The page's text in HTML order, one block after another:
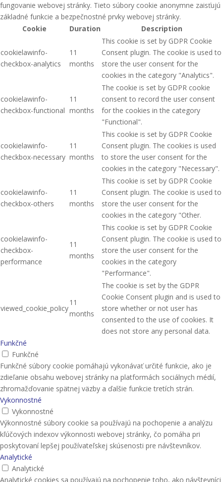
fungovanie webovej stránky. Tieto súbory cookie anonymne zaisťujú
základné funkcie a bezpečnostné prvky webovej stránky.
Cookie
Duration Description
cookielawinfo-
checkbox-analytics
11
months
This cookie is set by GDPR Cookie
Consent plugin. The cookie is used to
store the user consent for the
cookies in the category "Analytics".
cookielawinfo-
checkbox-functional
11
months
The cookie is set by GDPR cookie
consent to record the user consent
for the cookies in the category
"Functional".
cookielawinfo-
checkbox-necessary
11
months
This cookie is set by GDPR Cookie
Consent plugin. The cookies is used
to store the user consent for the
cookies in the category "Necessary".
cookielawinfo-
checkbox-others
11
months
This cookie is set by GDPR Cookie
Consent plugin. The cookie is used to
store the user consent for the
cookies in the category "Other.
cookielawinfo-
checkbox-
performance
11
months
This cookie is set by GDPR Cookie
Consent plugin. The cookie is used to
store the user consent for the
cookies in the category
"Performance".
viewed_cookie_policy
11
months
The cookie is set by the GDPR
Cookie Consent plugin and is used to
store whether or not user has
consented to the use of cookies. It
does not store any personal data.
Funkčné
Funkčné
Funkčné súbory cookie pomáhajú vykonávať určité funkcie, ako je
zdieľanie obsahu webovej stránky na platformách sociálnych médií,
zhromažďovanie spätnej väzby a ďalšie funkcie tretích strán.
Vykonnostné
Vykonnostné
Výkonnostné súbory cookie sa používajú na pochopenie a analýzu
kľúčových indexov výkonnosti webovej stránky, čo pomáha pri
poskytovaní lepšej používateľskej skúsenosti pre návštevníkov.
Analytické
Analytické
Analytické cookies sa používajú na pochopenie toho, ako návštevníci